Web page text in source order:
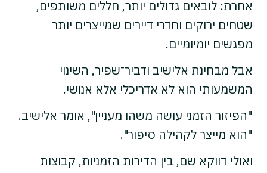
אחרת: לובאים גדולים יותר, חללים משותפים,
שטחים ירוקים וחדרי דיירים שמייצרים יותר
מפגשים יומיומיים.
אבל מבחינת אלישיב ודביר־שפיר, השינוי
המשמעותי הוא לא אדריכלי אלא אנושי.
"הפיזור הזמני עושה משהו מעניין", אומר אלישיב.
"הוא מייצר לקהילה סיפור".
ואולי דווקא שם, בין הדירות הזמניות, קבוצות